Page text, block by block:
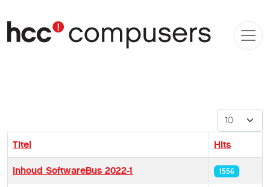
Toon #
Artikelen
Titel Hits
Inhoud SoftwareBus 2022-1 1556